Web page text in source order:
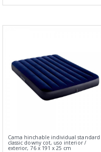
Cama hinchable individual standard
classic downy cot, uso interior /
exterior, 76 x 191 x 25 cm